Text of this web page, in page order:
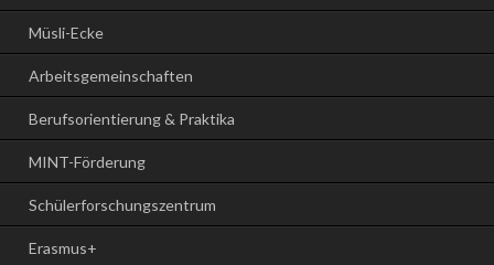
Müsli-Ecke
Arbeitsgemeinschaften
Berufsorientierung & Praktika
MINT-Förderung
Schülerforschungszentrum
Erasmus+